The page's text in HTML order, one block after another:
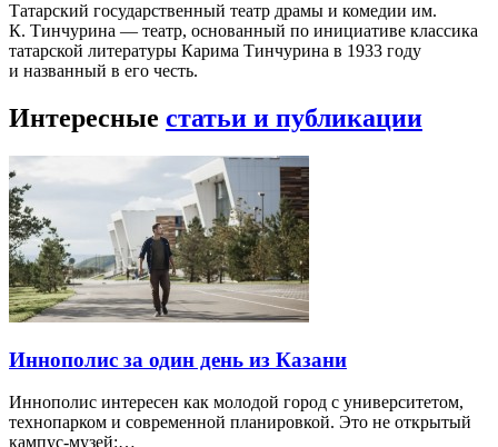
Татарский государственный театр драмы и комедии им.
К. Тинчурина — театр, основанный по инициативе классика
татарской литературы Карима Тинчурина в 1933 году
и названный в его честь.
Интересные статьи и публикации
Иннополис за один день из Казани
Иннополис интересен как молодой город с университетом,
технопарком и современной планировкой. Это не открытый
кампус-музей:…